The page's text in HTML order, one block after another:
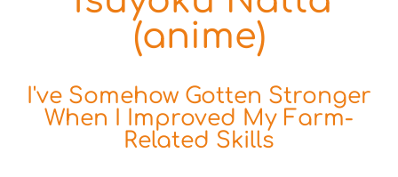
(anime)
I've Somehow Gotten Stronger
When I Improved My Farm-
Related Skills